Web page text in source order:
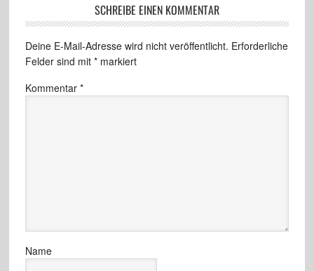
SCHREIBE EINEN KOMMENTAR
Deine E-Mail-Adresse wird nicht veröffentlicht. Erforderliche
Felder sind mit *markiert
Kommentar *
Name